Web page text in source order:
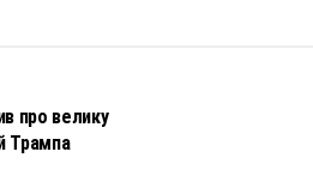
про велику
Трампа